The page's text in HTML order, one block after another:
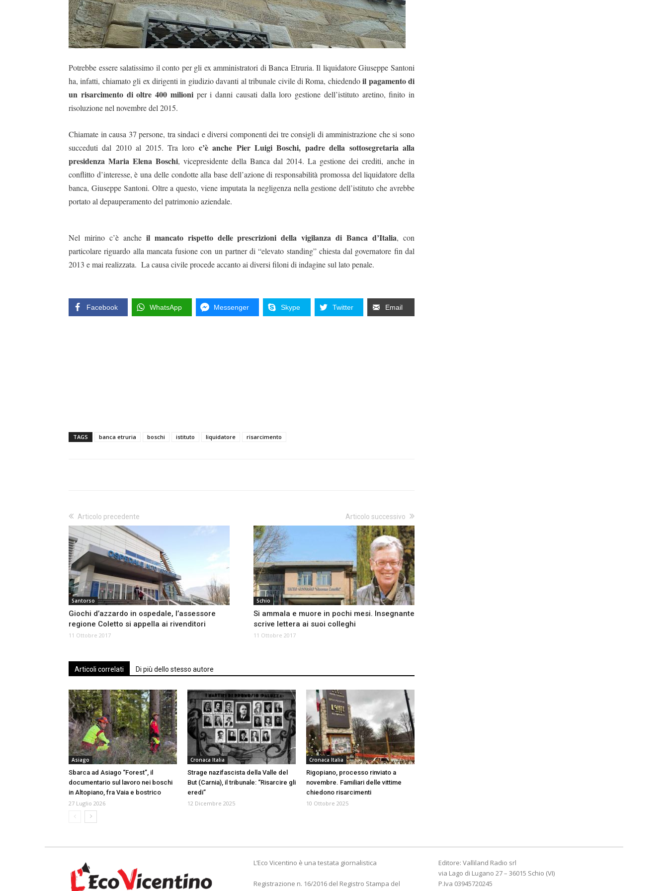
Potrebbe essere salatissimo il conto per gli ex amministratori di Banca Etruria. Il liquidatore Giuseppe Santoni
ha, infatti, chiamato gli ex dirigenti in giudizio davanti al tribunale civile di Roma, chiedendoil pagamento di
un risarcimento di oltre 400 milioniper i danni causati dalla loro gestione dell’istituto aretino, finito in
risoluzione nel novembre del 2015.
Chiamate in causa 37 persone, tra sindaci e diversi componenti dei tre consigli di amministrazione che si sono
succeduti dal 2010 al 2015. Tra loro c’è anche Pier Luigi Boschi, padre della sottosegretaria alla
presidenza Maria Elena Boschi, vicepresidente della Banca dal 2014. La gestione dei crediti, anche in
conflitto d’interesse, è una delle condotte alla base dell’azione di responsabilità promossa del liquidatore della
banca, Giuseppe Santoni. Oltre a questo, viene imputata la negligenza nella gestione dell’istituto che avrebbe
portato al depauperamento del patrimonio aziendale.
Nel mirino c’è anche il mancato rispetto delle prescrizioni della vigilanza di Banca d’Italia, con
particolare riguardo alla mancata fusione con un partner di “elevato standing” chiesta dal governatore fin dal
2013 e mai realizzata. La causa civile procede accanto ai diversi filoni di indagine sul lato penale.
Facebook WhatsApp Messenger Skype Twitter Email
TAGS banca etruria boschi istituto liquidatore risarcimento
Articolo precedente
Santorso
Giochi d’azzardo in ospedale, l’assessore
regione Coletto si appella ai rivenditori
11 Ottobre 2017
Articolo successivo
Schio
Si ammala e muore in pochi mesi. Insegnante
scrive lettera ai suoi colleghi
11 Ottobre 2017
Articoli correlati Di più dello stesso autore
Asiago
Sbarca ad Asiago “Forest”, il
documentario sul lavoro nei boschi
in Altopiano, fra Vaia e bostrico
27 Luglio 2026
Cronaca Italia
Strage nazifascista della Valle del
But (Carnia), il tribunale: “Risarcire gli
eredi”
12 Dicembre 2025
Cronaca Italia
Rigopiano, processo rinviato a
novembre. Familiari delle vittime
chiedono risarcimenti
10 Ottobre 2025
L’Eco Vicentino è una testata giornalistica
Registrazione n. 16/2016 del Registro Stampa del
Editore: Valliland Radio srl
via Lago di Lugano 27 – 36015 Schio (VI)
P.Iva 03945720245